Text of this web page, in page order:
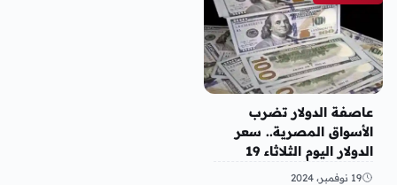
عاصفة الدولار تضرب
الأسواق المصرية.. سعر
الدولار اليوم الثلاثاء 19
نوفمبر 2024 داخل البنوك
19 نوفمبر، 2024